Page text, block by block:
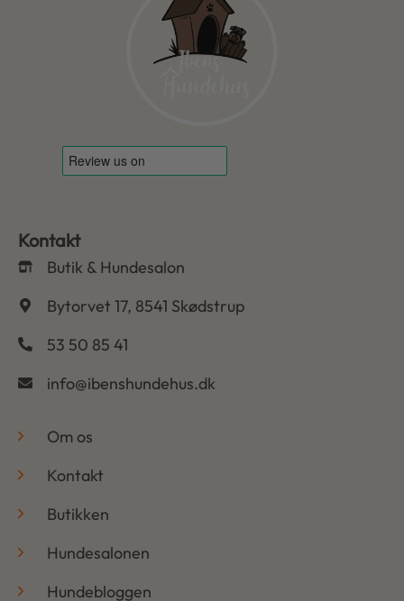
Kontakt
Butik & Hundesalon
Bytorvet 17, 8541 Skødstrup
53 50 85 41
info@ibenshundehus.dk
Om os
Kontakt
Butikken
Hundesalonen
Hundebloggen